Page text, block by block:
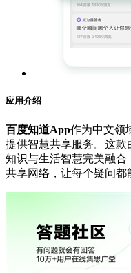
应用介绍
百度知道App作为中文领
提供智慧共享服务。这
知识与生活智慧完美融
共享网络，让每个疑问都